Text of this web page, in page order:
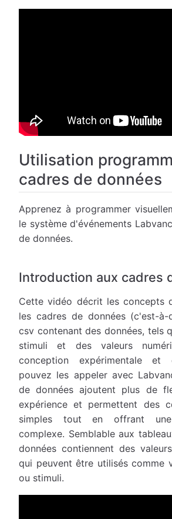
Utilisation
cadres de données
Apprenez à programmer
le système d'événements
de données.
Introduction aux cadres
Cette vidéo décrit les concepts
les cadres de données (c'est-
csv contenant des données, tels
stimuli et des valeurs
conception expérimentale et
pouvez les appeler avec
de données ajoutent plus de
expérience et permettent des
simples tout en offrant
complexe. Semblable aux
données contiennent des
qui peuvent être utilisés comme
ou stimuli.